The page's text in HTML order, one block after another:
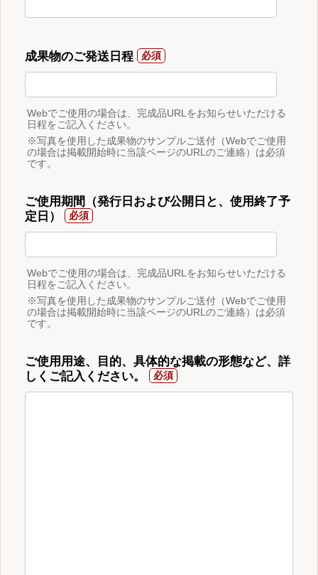
成果物のご発送日程
Webでご使用の場合は、完成品URLをお知らせいただける
日程をご記入ください。
※写真を使用した成果物のサンプルご送付（Webでご使用
の場合は掲載開始時に当該ページのURLのご連絡）は必須
です。
ご使用期間（発行日および公開日と、使用終了予
定日）
Webでご使用の場合は、完成品URLをお知らせいただける
日程をご記入ください。
※写真を使用した成果物のサンプルご送付（Webでご使用
の場合は掲載開始時に当該ページのURLのご連絡）は必須
です。
ご使用用途、目的、具体的な掲載の形態など、詳
しくご記入ください。